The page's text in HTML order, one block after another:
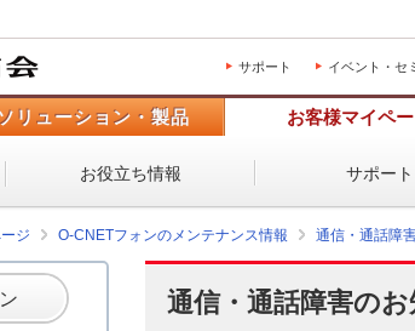
サポート イベント・セ
リューション・製品 お客様マイペ
お役立ち情報 サポート
ジ O-CNETフォンのメンテナンス情報 通信・通話障
通信・通話障害の